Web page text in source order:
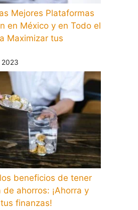
Mejores Plataformas
en México y en Todo el
Maximizar tus
2023
beneficios de tener
de ahorros: ¡Ahorra y
finanzas!